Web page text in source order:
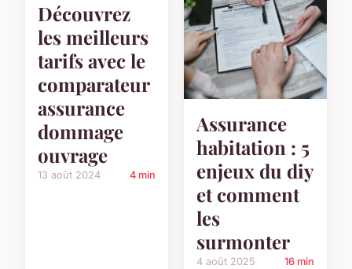
Découvrez
les meilleurs
tarifs avec le
comparateur
assurance
dommage
ouvrage
13 août 2024 4 min
Assurance
habitation : 5
enjeux du diy
et comment
les
surmonter
4 août 2025 16 min